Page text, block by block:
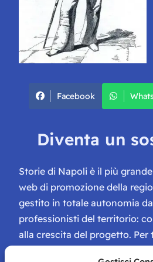
Facebook
Diventa un
Storie di Napoli è il più
web di promozione della
gestito in totale autonomia
professionisti del territorio:
alla crescita del progetto. Per